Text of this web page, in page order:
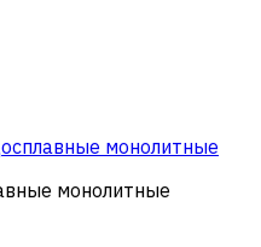
монолитные
монолитные